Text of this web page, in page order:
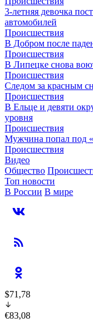
3-летняя девочка
автомобилей
Происшествия
В Добром после
Происшествия
В Липецке снова
Происшествия
Следом за красным
Происшествия
В Ельце и девяти
уровня
Происшествия
Мужчина попал под
Происшествия
Видео
Общество
Топ новости
В России В мире
$71,78
€83,08